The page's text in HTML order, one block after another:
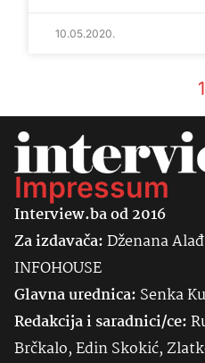
10.05.2020.
1
Impressum
Interview.ba od 2016
Za izdavača:Dženana
INFOHOUSE
Glavna urednica: Senka
Redakcija i saradnici/ce:
Brčkalo, Edin Skokić,